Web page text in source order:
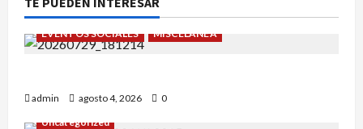
EVENTOS SOCIALES MISCELÁNEA
admin agosto 4, 2026
0
Uncategorized